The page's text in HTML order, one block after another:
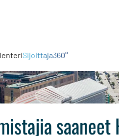
Sijoittaja360°